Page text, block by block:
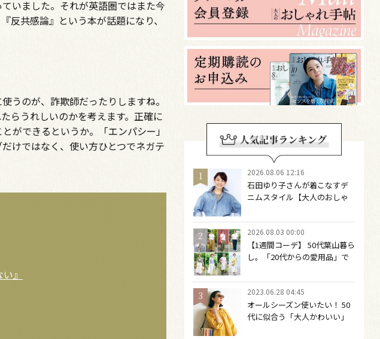
いました。それが英語圏ではまた今
反共感論』という本が話題になり、
うのが、詐欺師だったりしますね。
らうれしいのかを考えます。正確に
ができるというか。「エンパシー」
けではなく、使い方ひとつでネガテ
』
2026.08.06 12:16
石田ゆり子さんが着こなすデ
ニムスタイル【大人のおしゃ
どファッションは自由になる
2026.08.03 00:00
【1週間コーデ】 50代葉山暮ら
し。「20代からの愛用品」で
～ 桐野恵美さん #022 Emi
Kirino～
2023.06.28 04:45
オールシーズン使いたい！ 50
代に似合う「大人かわいい」